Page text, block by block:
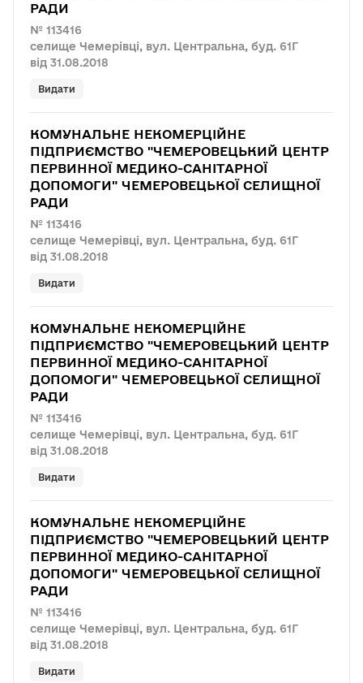
РАДИ
№ 113416
селище Чемерівці, вул. Центральна, буд. 61Г
від 31.08.2018
Видати
КОМУНАЛЬНЕ НЕКОМЕРЦІЙНЕ
ПІДПРИЄМСТВО "ЧЕМЕРОВЕЦЬКИЙ ЦЕНТР
ПЕРВИННОЇ МЕДИКО-САНІТАРНОЇ
ДОПОМОГИ" ЧЕМЕРОВЕЦЬКОЇ СЕЛИЩНОЇ
РАДИ
№ 113416
селище Чемерівці, вул. Центральна, буд. 61Г
від 31.08.2018
Видати
КОМУНАЛЬНЕ НЕКОМЕРЦІЙНЕ
ПІДПРИЄМСТВО "ЧЕМЕРОВЕЦЬКИЙ ЦЕНТР
ПЕРВИННОЇ МЕДИКО-САНІТАРНОЇ
ДОПОМОГИ" ЧЕМЕРОВЕЦЬКОЇ СЕЛИЩНОЇ
РАДИ
№ 113416
селище Чемерівці, вул. Центральна, буд. 61Г
від 31.08.2018
Видати
КОМУНАЛЬНЕ НЕКОМЕРЦІЙНЕ
ПІДПРИЄМСТВО "ЧЕМЕРОВЕЦЬКИЙ ЦЕНТР
ПЕРВИННОЇ МЕДИКО-САНІТАРНОЇ
ДОПОМОГИ" ЧЕМЕРОВЕЦЬКОЇ СЕЛИЩНОЇ
РАДИ
№ 113416
селище Чемерівці, вул. Центральна, буд. 61Г
від 31.08.2018
Видати